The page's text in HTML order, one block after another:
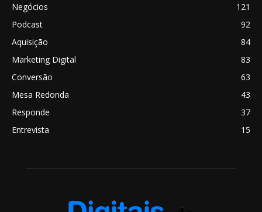
Negócios
121
Podcast
92
Aquisição
84
Marketing Digital
83
Conversão
63
Mesa Redonda
43
Responde
37
Entrevista
15